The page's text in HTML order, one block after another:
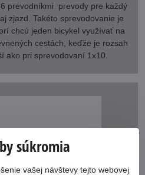
prevodníkmi prevody pre každý
zjazd. Takéto sprevodovanie je
chcú jeden bicykel využívať na
cestách, keďže je rozsah
ako pri sprevodovaní 1x10.
súkromia
vašej návštevy tejto webovej